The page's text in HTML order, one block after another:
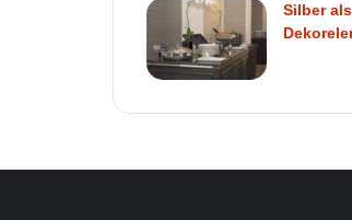
Silber